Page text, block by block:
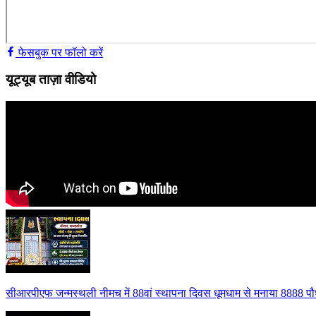
फेसबुक पर फॉलो करें
यूट्यूब ताज़ा वीडियो
सीआरपीएफ जन्मस्थली नीमच में 88वां स्थापना दिवस धूमधाम से मनाया 8888